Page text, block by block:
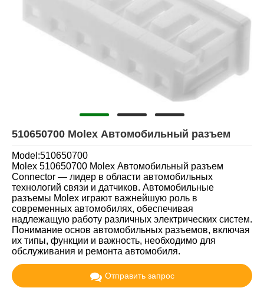
510650700 Molex Автомобильный разъем
Model:510650700
Molex 510650700 Molex Автомобильный разъем
Connector — лидер в области автомобильных
технологий связи и датчиков. Автомобильные
разъемы Molex играют важнейшую роль в
современных автомобилях, обеспечивая
надлежащую работу различных электрических систем.
Понимание основ автомобильных разъемов, включая
их типы, функции и важность, необходимо для
обслуживания и ремонта автомобиля.
Отправить запрос